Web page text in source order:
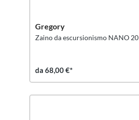
Gregory
Zaino da escursionismo NANO 20
da 68,00 €*